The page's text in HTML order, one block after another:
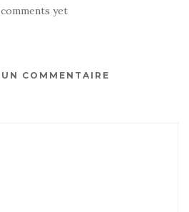
yet
COMMENTAIRE